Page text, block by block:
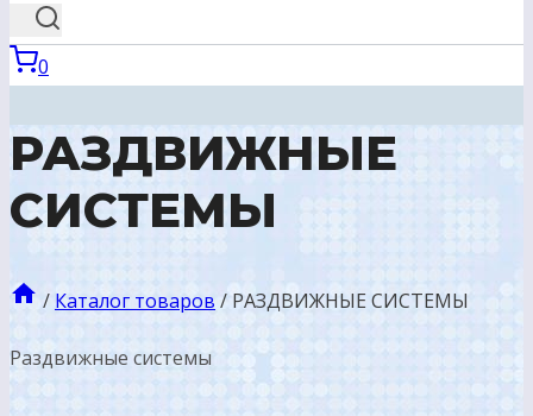
0
РАЗДВИЖНЫЕ
СИСТЕМЫ
/ Каталог товаров / РАЗДВИЖНЫЕ СИСТЕМЫ
Раздвижные системы